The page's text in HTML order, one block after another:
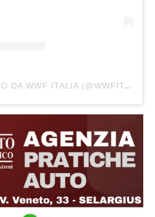
UN POST CONDIVISO DA WWF ITALIA (@WWFITALIA)